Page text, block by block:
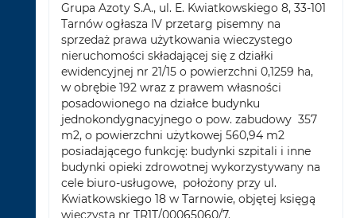
Grupa Azoty S.A., ul. E. Kwiatkowskiego 8, 33-101
Tarnów ogłasza IV przetarg pisemny na
sprzedaż prawa użytkowania wieczystego
nieruchomości składającej się z działki
ewidencyjnej nr 21/15 o powierzchni 0,1259 ha,
w obrębie 192 wraz z prawem własności
posadowionego na działce budynku
jednokondygnacyjnego o pow. zabudowy 357
m2, o powierzchni użytkowej 560,94 m2
posiadającego funkcję: budynki szpitali i inne
budynki opieki zdrowotnej wykorzystywany na
cele biuro-usługowe, położony przy ul.
Kwiatkowskiego 18 w Tarnowie, objętej księgą
wieczystą nr TR1T/00065060/7.